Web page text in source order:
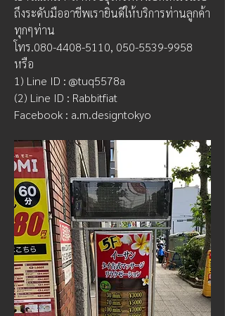
ถึงระดับมืออาชีพเรายินดีให้บริการท่านลูกค้า
ทุกๆท่าน
โทร.080-4408-5110, 050-5539-9958
หรือ
1) Line ID : @tuq5578a
(2) Line ID : Rabbitfiat
Facebook : a.m.designtokyo